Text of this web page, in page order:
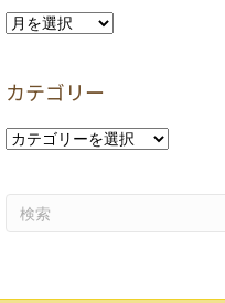
ア
イ
カテゴリー
カ